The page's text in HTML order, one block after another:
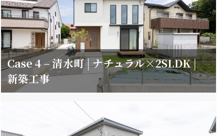
Case 4 – 清水町 | ナチュラル×2SLDK |
新築工事